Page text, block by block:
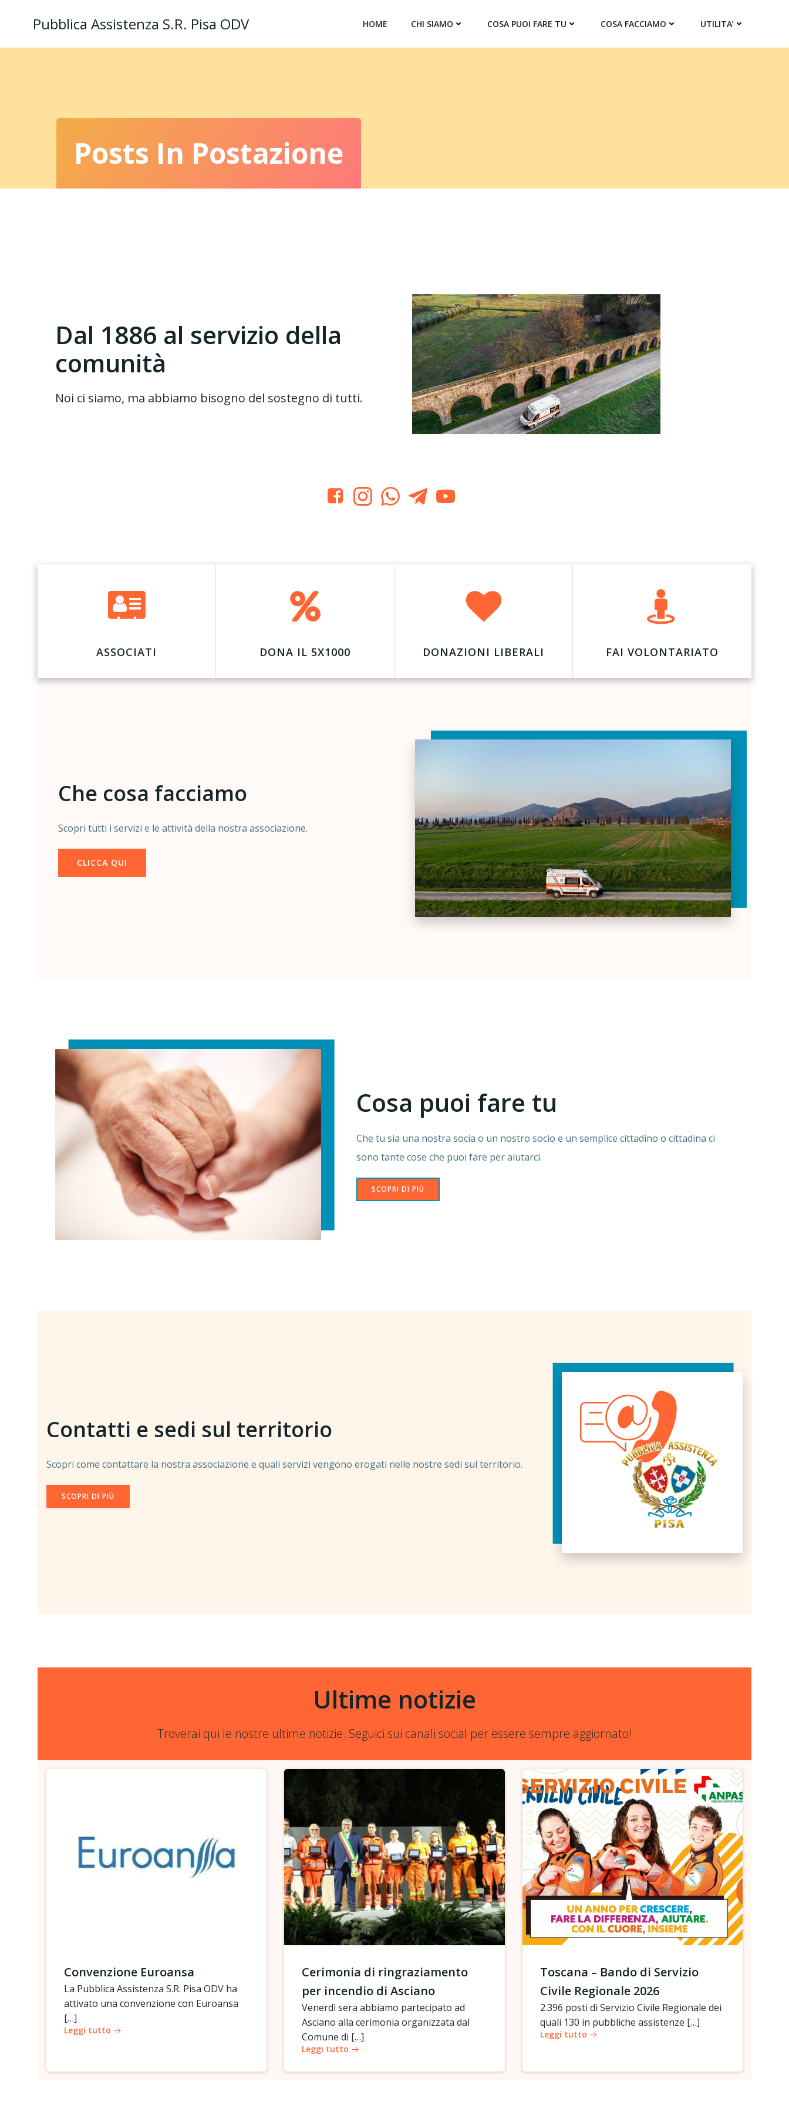
Pubblica Assistenza S.R. Pisa ODV HOME CHI SIAMO COSA PUOI FARE TU COSA FACCIAMO UTILITA’
Posts In Postazione
Dal 1886 al servizio della
comunità
Noi ci siamo, ma abbiamo bisogno del sostegno di tutti.
ASSOCIATI DONA IL 5X1000 DONAZIONI LIBERALI FAI VOLONTARIATO
Che cosa facciamo
Scopri tutti i servizi e le attività della nostra associazione.
CLICCA QUI
Cosa puoi fare tu
Che tu sia una nostra socia o un nostro socio e un semplice cittadino o cittadina ci
sono tante cose che puoi fare per aiutarci.
SCOPRI DI PIÙ
Contatti e sedi sul territorio
Scopri come contattare la nostra associazione e quali servizi vengono erogati nelle nostre sedi sul territorio.
SCOPRI DI PIÙ
Ultime notizie
Troverai qui le nostre ultime notizie. Seguici sui canali social per essere sempre aggiornato!
Convenzione Euroansa
La Pubblica Assistenza S.R. Pisa ODV ha
attivato una convenzione con Euroansa
[…]
Leggi tutto
Cerimonia di ringraziamento
per incendio di Asciano
Venerdì sera abbiamo partecipato ad
Asciano alla cerimonia organizzata dal
Comune di […]
Leggi tutto
Toscana – Bando di Servizio
Civile Regionale 2026
2.396 posti di Servizio Civile Regionale dei
quali 130 in pubbliche assistenze […]
Leggi tutto